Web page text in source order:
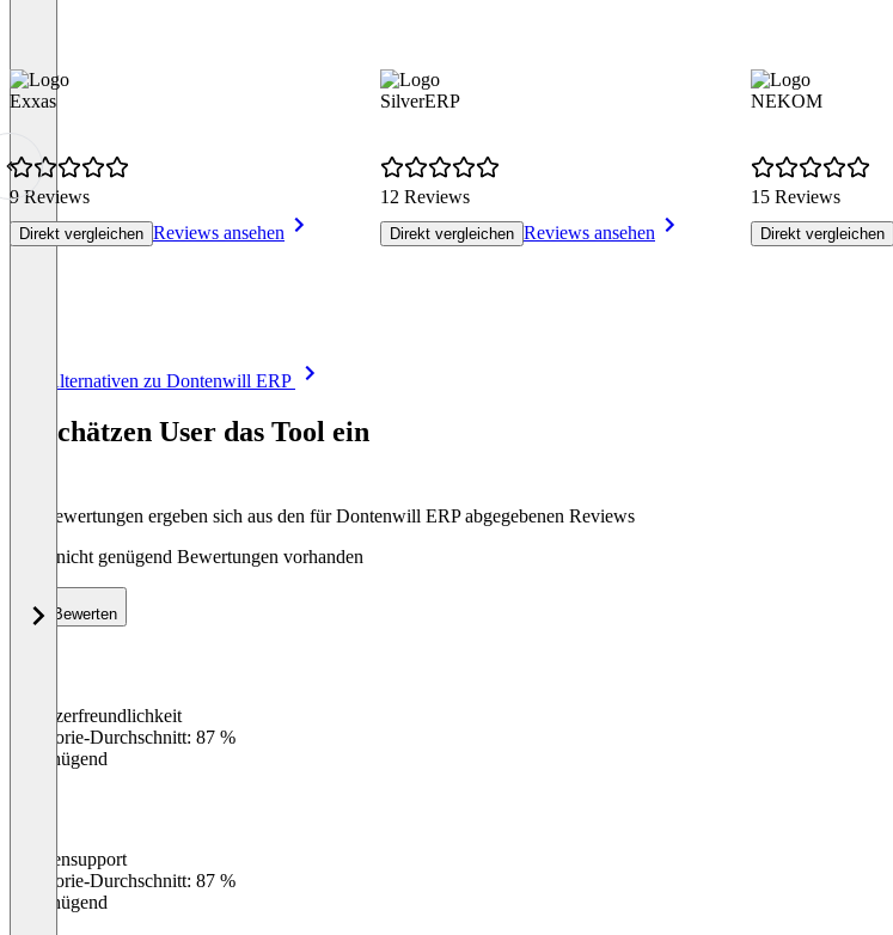
Exxas
9 Reviews
Direkt vergleichen Reviews ansehen
SilverERP
12 Reviews
Direkt vergleichen Reviews ansehen
NEKOM
15 Reviews
Direkt vergleichen
Alle Alternativen zu Dontenwill ERP
So schätzen User das Tool ein
Die Bewertungen ergeben sich aus den für Dontenwill ERP abgegebenen Reviews
Noch nicht genügend Bewertungen vorhanden
Bewerten
Benutzerfreundlichkeit
Kategorie-Durchschnitt: 87 %
Ungenügend
Kundensupport
Kategorie-Durchschnitt: 87 %
Ungenügend